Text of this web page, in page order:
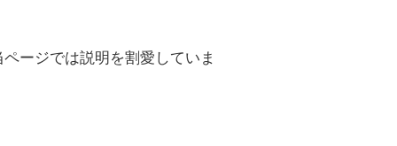
ージでは説明を割愛していま